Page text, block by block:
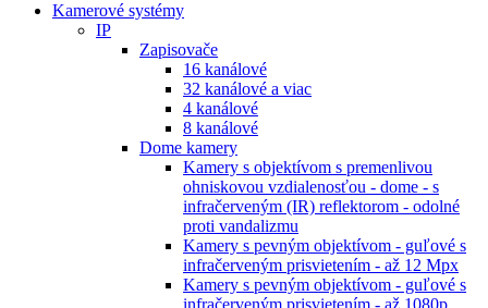
Kamerové systémy
IP
Zapisovače
16 kanálové
32 kanálové a viac
4 kanálové
8 kanálové
Dome kamery
Kamery s objektívom s premenlivou
ohniskovou vzdialenosťou - dome - s
infračerveným (IR) reflektorom - odolné
proti vandalizmu
Kamery s pevným objektívom - guľové s
infračerveným prisvietením - až 12 Mpx
Kamery s pevným objektívom - guľové s